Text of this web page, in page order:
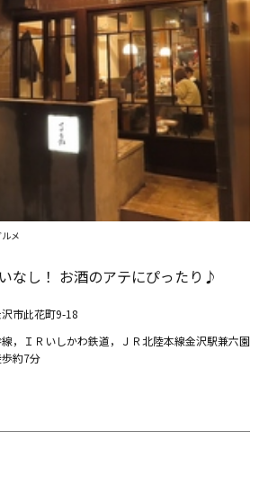
なし！ お酒のアテにぴったり♪
市此花町9-18
，ＩＲいしかわ鉄道，ＪＲ北陸本線金沢駅兼六園
約7分
メ